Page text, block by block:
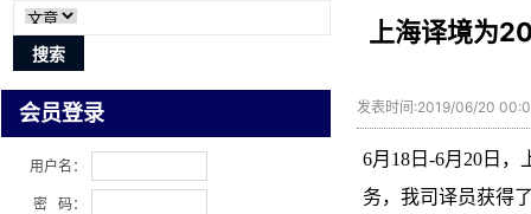
会员登录
用户名：
密 码：
上海译境为
发表时间:2019/06/20
6月18日-6月20日 ，
务，我司译员获得